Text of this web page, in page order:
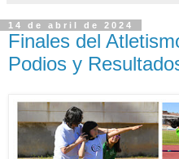
14 de abril de 2024
Finales del
Podios y